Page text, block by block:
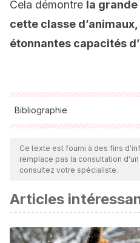
Cela démontre la
cette classe
étonnantes capacités
Bibliographie
Toutes les sources citées ont
par notre équipe pour garantir
actualité et leur validité. La
ou scientifique
Mound, L. A. (2000).Insect.
Ce texte est fourni à des fins
remplace pas la consultation
consultez votre spécialiste.
Articles